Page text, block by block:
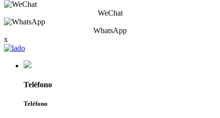
WeChat
WhatsApp
x
Teléfono
Teléfono